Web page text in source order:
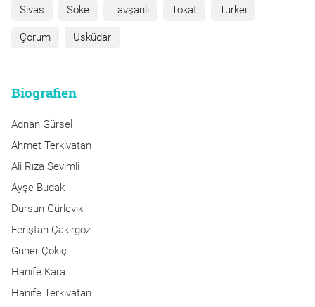
Sivas Söke Tavşanlı Tokat Türkei
Çorum Üsküdar
Biografien
Adnan Gürsel
Ahmet Terkivatan
Ali Rıza Sevimli
Ayşe Budak
Dursun Gürlevik
Feriştah Çakırgöz
Güner Çokiç
Hanife Kara
Hanife Terkivatan